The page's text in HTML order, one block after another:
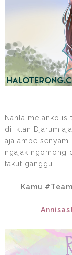
Nahla melankolis
di iklan Djarum
aja ampe
ngajak ngomong
takut ganggu.
Kamu